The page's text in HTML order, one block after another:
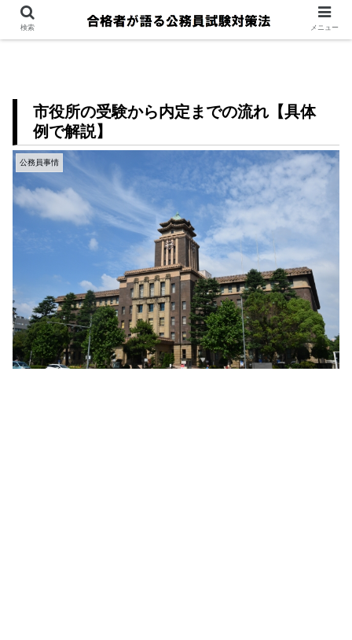
市役所の受験から内定までの流れ【具体
例で解説】
公務員事情
検索 メニュー